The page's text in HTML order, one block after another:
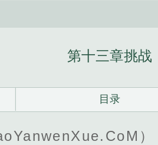
第十三章挑战
目录
）